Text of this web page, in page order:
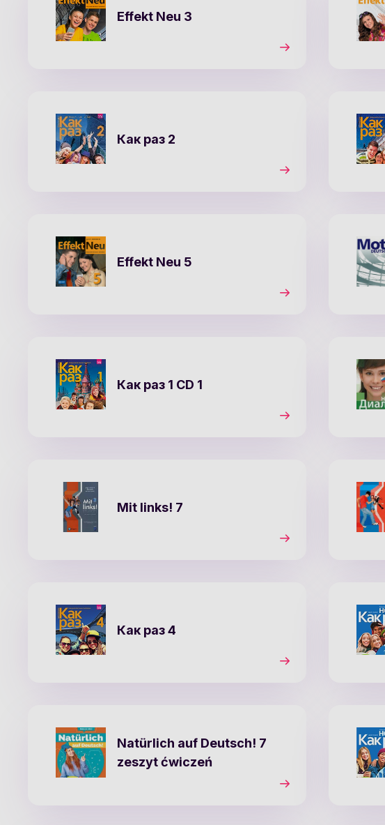
Effekt Neu 3
Как раз 2
Effekt Neu 5
Как раз 1 CD 1
Mit links! 7
Как раз 4
Natürlich auf Deutsch! 7
zeszyt ćwiczeń